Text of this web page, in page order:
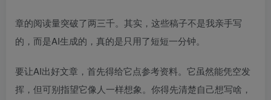
章的阅读量突破了两三千。其实，这些稿子不是我亲手写
的，而是AI生成的，真的是只用了短短一分钟。
要让AI出好文章，首先得给它点参考资料。它虽然能凭空发
挥，但可别指望它像人一样想象。你得先清楚自己想写啥，